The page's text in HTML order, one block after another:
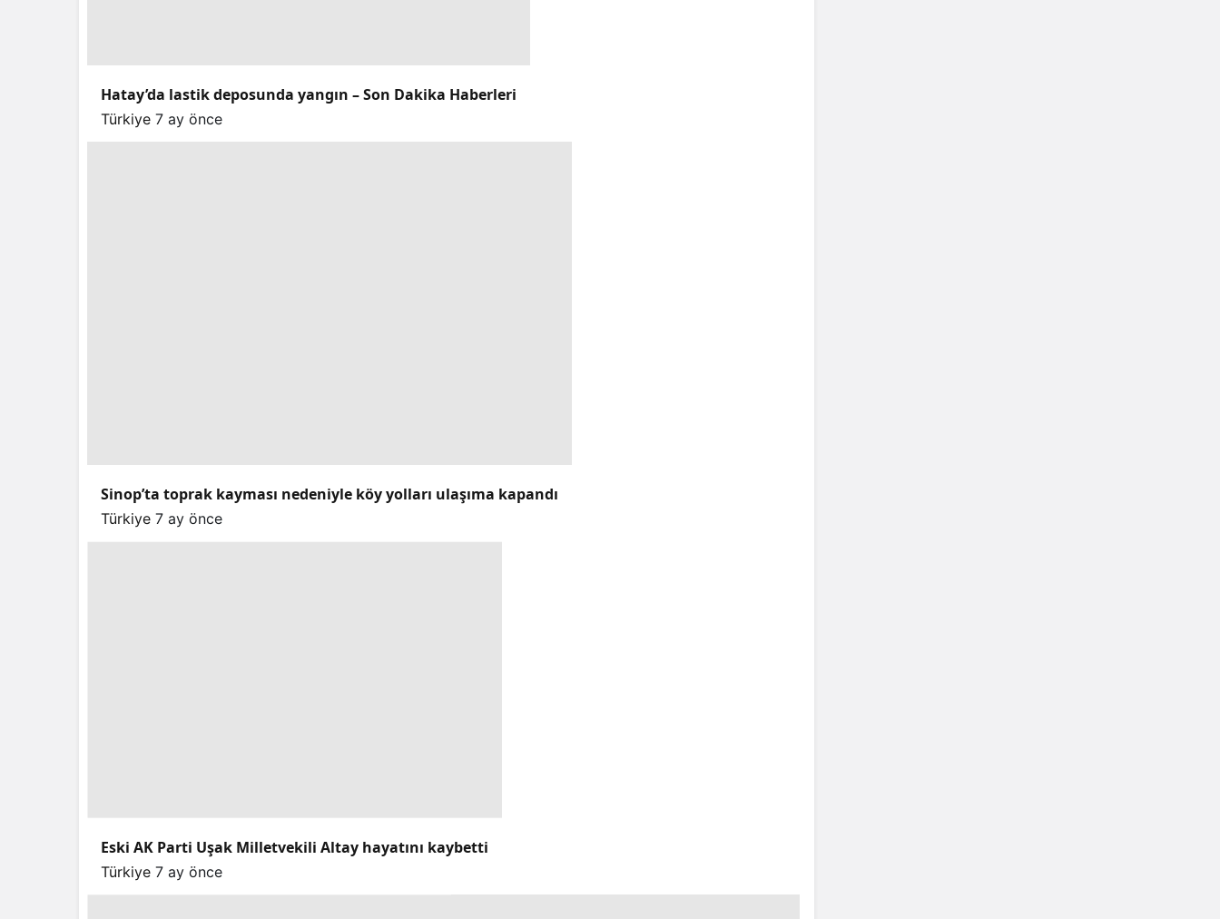
Hatay’da lastik deposunda yangın – Son Dakika Haberleri
Türkiye 7 ay önce
Sinop’ta toprak kayması nedeniyle köy yolları ulaşıma kapandı
Türkiye 7 ay önce
Eski AK Parti Uşak Milletvekili Altay hayatını kaybetti
Türkiye 7 ay önce